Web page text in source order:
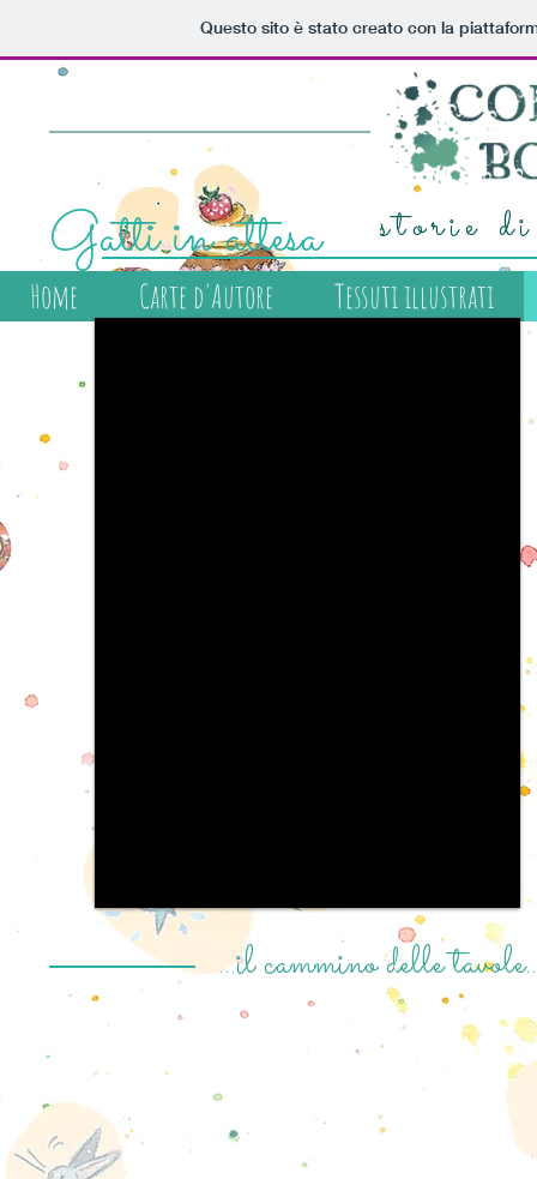
Questo sito è stato creato con la
storie
Home Carte d'Autore Tessuti illustrati
...il cammino delle
Gatti in attesa